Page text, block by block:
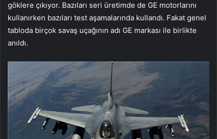
göklere çıkıyor. Bazıları seri üretimde de GE motorlarını
kullanırken bazıları test aşamalarında kullandı. Fakat genel
tabloda birçok savaş uçağının adı GE markası ile birlikte
anıldı.